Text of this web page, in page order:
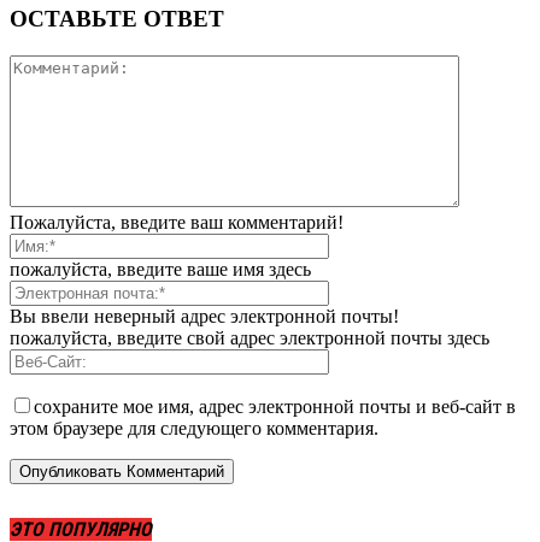
ОСТАВЬТЕ ОТВЕТ
Пожалуйста, введите ваш комментарий!
пожалуйста, введите ваше имя здесь
Вы ввели неверный адрес электронной почты!
пожалуйста, введите свой адрес электронной почты здесь
сохраните мое имя, адрес электронной почты и веб-сайт в
этом браузере для следующего комментария.
ЭТО ПОПУЛЯРНО